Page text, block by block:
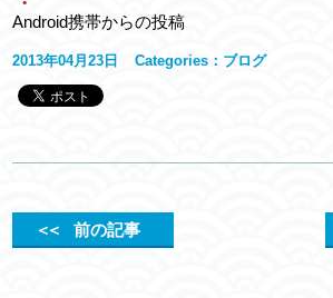
Android携帯からの投稿
2013年04月23日 Categories： ブログ
＜＜前の記事